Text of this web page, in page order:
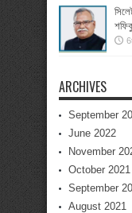
ARCHIVES
September
June 2022
November
October 2021
September
August 2021